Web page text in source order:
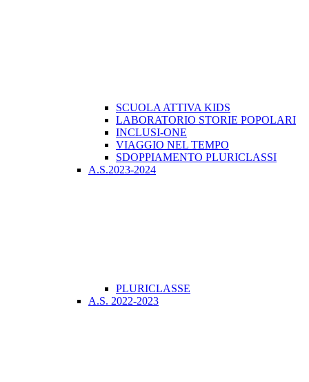
SCUOLA ATTIVA KIDS
LABORATORIO STORIE POPOLARI
INCLUSI-ONE
VIAGGIO NEL TEMPO
SDOPPIAMENTO PLURICLASSI
A.S.2023-2024
PLURICLASSE
A.S. 2022-2023